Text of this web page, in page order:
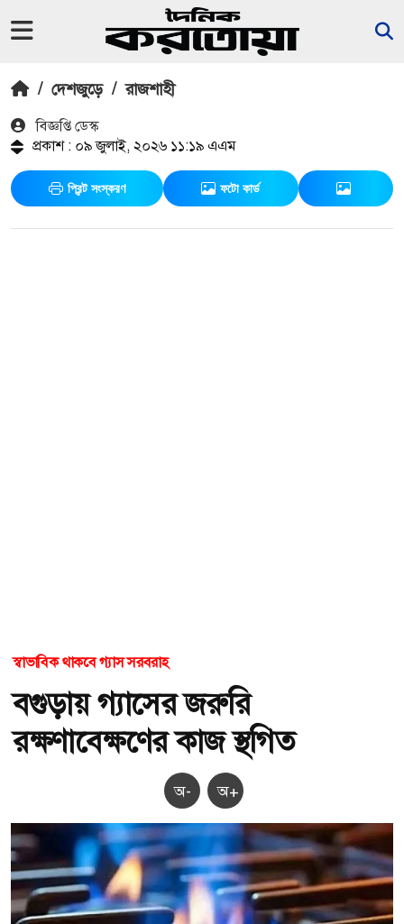
/ দেশজুড়ে / রাজশাহী
বিজ্ঞপ্তি ডেস্ক
প্রকাশ : ০৯ জুলাই, ২০২৬ ১১:১৯ এএম
প্রিন্ট সংস্করণ ফটো কার্ড
স্বাভাবিক থাকবে গ্যাস সরবরাহ
বগুড়ায় গ্যাসের জরুরি
রক্ষণাবেক্ষণের কাজ স্থগিত
অ- অ+